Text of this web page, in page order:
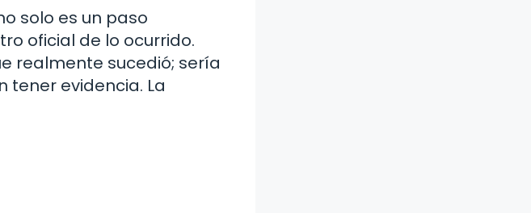
solo es un paso
oficial de lo ocurrido.
realmente sucedió; sería
tener evidencia. La